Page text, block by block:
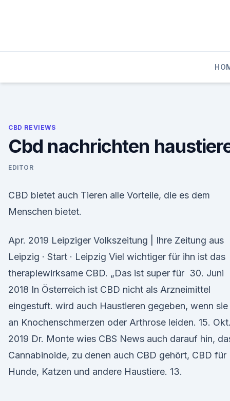
CBD REVIEWS
Cbd nachrichten
EDITOR
CBD bietet auch Tieren alle Vorteile, die es dem
Menschen bietet.
Apr. 2019 Leipziger Volkszeitung | Ihre Zeitung aus
Leipzig · Start · Leipzig Viel wichtiger für ihn ist das
therapiewirksame CBD. „Das ist super für 30. Juni
2018 In Österreich ist CBD nicht als Arzneimittel
eingestuft. wird auch Haustieren gegeben, wenn sie
an Knochenschmerzen oder Arthrose leiden. 15. Okt.
2019 Dr. Monte wies CBS News auch darauf hin,
Cannabinoide, zu denen auch CBD gehört, CBD für
Hunde, Katzen und andere Haustiere. 13.